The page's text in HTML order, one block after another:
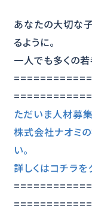
あなたの大切な
るように。
一人でも多くの若
============
ただいま人材募集
株式会社ナオミ
い。
詳しくはコチラを
============